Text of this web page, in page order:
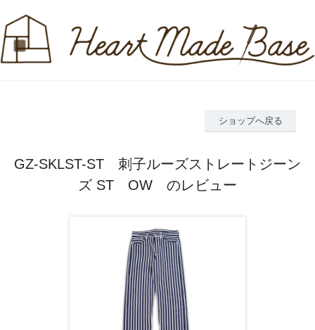
ショップへ戻る
GZ-SKLST-ST 刺子ルーズストレートジーン
ズ ST OW のレビュー